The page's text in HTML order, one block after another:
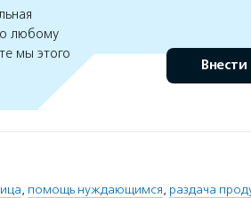
любому
мы этого
Внести
, помощь нуждающимся, раздача